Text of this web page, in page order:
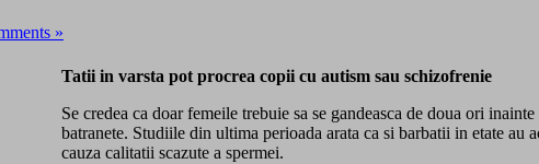
»
Tatii in varsta pot procrea copii cu autism sau schizofrenie
Se credea ca doar femeile trebuie sa se gandeasca de doua ori
batranete. Studiile din ultima perioada arata ca si barbatii in etate au
cauza calitatii scazute a spermei.